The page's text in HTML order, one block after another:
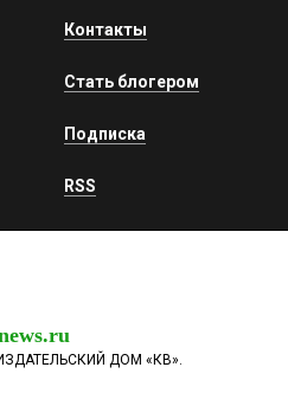
Контакты
Стать блогером
Подписка
RSS
ДОМ «КВ».